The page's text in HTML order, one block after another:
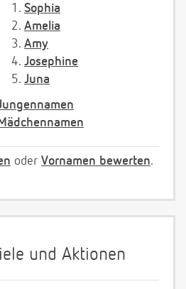
1. Sophia
2. Amelia
3. Amy
4. Josephine
5. Juna
oder Vornamen bewerten.
und Aktionen